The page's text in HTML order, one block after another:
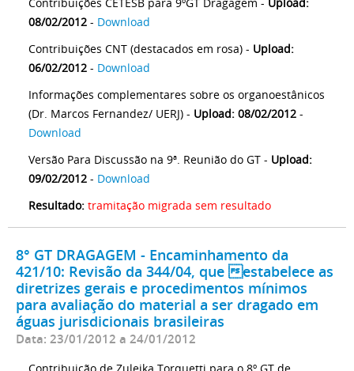
08/02/2012 - Download
Contribuições CNT (destacados em rosa) - Upload:
06/02/2012 - Download
Informações complementares sobre os organoestânicos
(Dr. Marcos Fernandez/ UERJ) - Upload: 08/02/2012 -
Download
Versão Para Discussão na 9ª. Reunião do GT - Upload:
09/02/2012 - Download
Resultado: tramitação migrada sem resultado
8° GT DRAGAGEM - Encaminhamento da
421/10: Revisão da 344/04, que estabelece as
diretrizes gerais e procedimentos mínimos
para avaliação do material a ser dragado em
águas jurisdicionais brasileiras
Data: 23/01/2012 a 24/01/2012